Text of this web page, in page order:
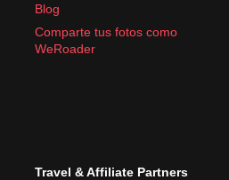
Blog
Comparte tus fotos como
WeRoader
Travel & Affiliate Partners